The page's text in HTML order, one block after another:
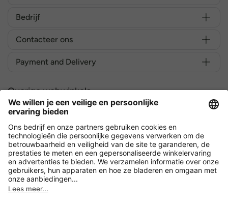
Bedrijf
Contacteer ons
Payment and Delivery
Overige webwinkels
België
Versleuteling met